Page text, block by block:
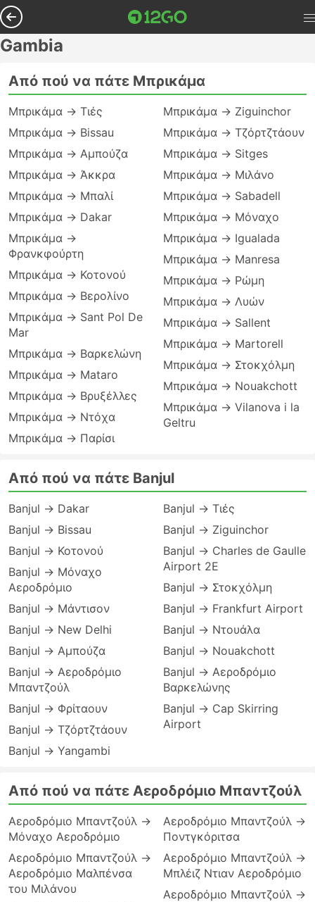
Gambia
Από πού να πάτε Μπρικάμα
Μπρικάμα → Τιές
Μπρικάμα → Bissau
Μπρικάμα → Αμπούζα
Μπρικάμα → Άκκρα
Μπρικάμα → Μπαλί
Μπρικάμα → Dakar
Μπρικάμα →
Φρανκφούρτη
Μπρικάμα → Κοτονού
Μπρικάμα → Βερολίνο
Μπρικάμα → Sant Pol De
Mar
Μπρικάμα → Βαρκελώνη
Μπρικάμα → Mataro
Μπρικάμα → Βρυξέλλες
Μπρικάμα → Ντόχα
Μπρικάμα → Παρίσι
Μπρικάμα → Ziguinchor
Μπρικάμα → Τζόρτζτάουν
Μπρικάμα → Sitges
Μπρικάμα → Μιλάνο
Μπρικάμα → Sabadell
Μπρικάμα → Μόναχο
Μπρικάμα → Igualada
Μπρικάμα → Manresa
Μπρικάμα → Ρώμη
Μπρικάμα → Λυών
Μπρικάμα → Sallent
Μπρικάμα → Martorell
Μπρικάμα → Στοκχόλμη
Μπρικάμα → Nouakchott
Μπρικάμα → Vilanova i la
Geltru
Από πού να πάτε Banjul
Banjul → Dakar
Banjul → Bissau
Banjul → Κοτονού
Banjul → Μόναχο
Αεροδρόμιο
Banjul → Μάντισον
Banjul → New Delhi
Banjul → Αμπούζα
Banjul → Αεροδρόμιο
Μπαντζούλ
Banjul → Φρίταουν
Banjul → Τζόρτζτάουν
Banjul → Yangambi
Banjul → Τιές
Banjul → Ziguinchor
Banjul → Charles de Gaulle
Airport 2E
Banjul → Στοκχόλμη
Banjul → Frankfurt Airport
Banjul → Ντουάλα
Banjul → Nouakchott
Banjul → Αεροδρόμιο
Βαρκελώνης
Banjul → Cap Skirring
Airport
Από πού να πάτε Αεροδρόμιο Μπαντζούλ
Αεροδρόμιο Μπαντζούλ →
Μόναχο Αεροδρόμιο
Αεροδρόμιο Μπαντζούλ →
Αεροδρόμιο Μαλπένσα
του Μιλάνου
Αεροδρόμιο Μπαντζούλ →
Ποντγκόριτσα
Αεροδρόμιο Μπαντζούλ →
Μπλέιζ Ντιαν Αεροδρόμιο
Αεροδρόμιο Μπαντζούλ →